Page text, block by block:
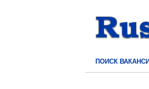
ПОИСК